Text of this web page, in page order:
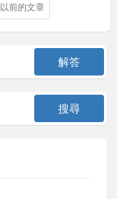
以前的文章